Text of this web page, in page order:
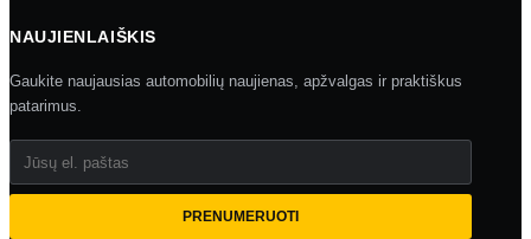
NAUJIENLAIŠKIS
Gaukite naujausias automobilių naujienas, apžvalgas ir praktiškus
patarimus.
Jūsų el. paštas
PRENUMERUOTI